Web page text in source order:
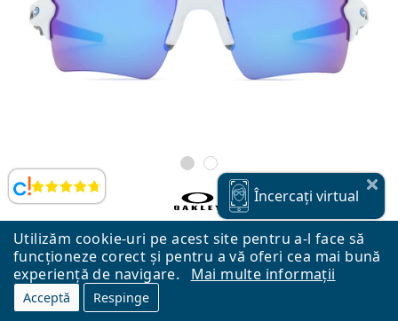
Utilizăm cookie-uri pe acest site pentru a-l face să
funcționeze corect și pentru a vă oferi cea mai bună
experiență de navigare.
Mai multe informații
Acceptă Respinge
Opinii
Oakley Flak 2.0 XL OO 9188 94 59
949,90 Lei
Livrare gratuită&În stoc
Încercați virtual